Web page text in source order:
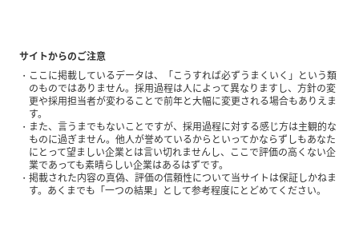
サイトからのご注意
ここに掲載しているデータは、「こうすれば必ずうまくいく」という類
のものではありません。採用過程は人によって異なりますし、方針の変
更や採用担当者が変わることで前年と大幅に変更される場合もありえま
す。
また、言うまでもないことですが、採用過程に対する感じ方は主観的な
ものに過ぎません。他人が誉めているからといってかならずしもあなた
にとって望ましい企業とは言い切れませんし、ここで評価の高くない企
業であっても素晴らしい企業はあるはずです。
掲載された内容の真偽、評価の信頼性について当サイトは保証しかねま
す。あくまでも「一つの結果」として参考程度にとどめてください。